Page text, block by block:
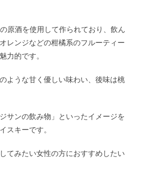
原酒を使用して作られており、飲ん
レンジなどの柑橘系のフルーティー
力的です。
ような甘く優しい味わい、後味は桃
サンの飲み物」といったイメージを
スキーです。
てみたい女性の方におすすめしたい